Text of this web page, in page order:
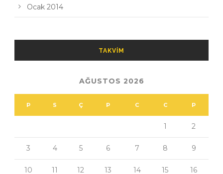
Ocak 2014
TAKVIM
AĞUSTOS 2026
P S Ç P C C P
1 2
3 4 5 6 7 8 9
10 11 12 13 14 15 16